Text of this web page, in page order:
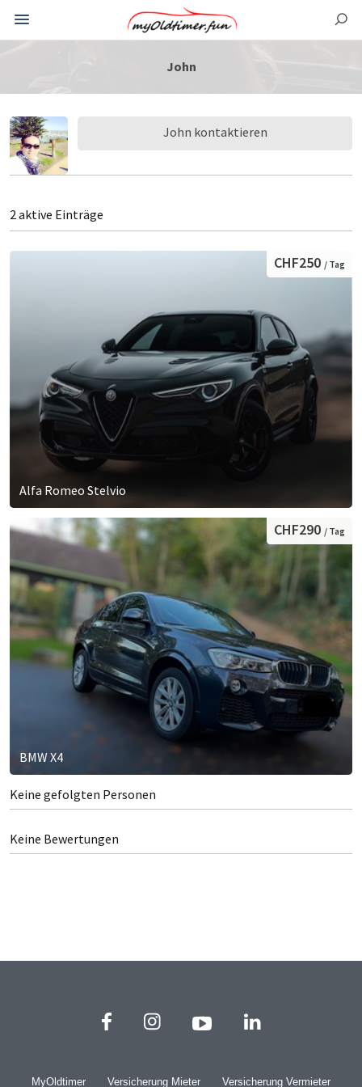
John
John kontaktieren
2 aktive Einträge
Alfa Romeo Stelvio
CHF250 / Tag
BMW X4
CHF290 / Tag
Keine gefolgten Personen
Keine Bewertungen
MyOldtimer Versicherung Mieter Versicherung Vermieter